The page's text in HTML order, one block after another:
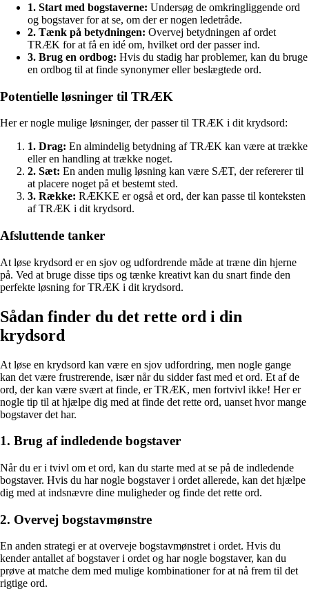
1. Start med bogstaverne: Undersøg de omkringliggende ord
og bogstaver for at se, om der er nogen ledetråde.
2. Tænk på betydningen: Overvej betydningen af ordet
TRÆK for at få en idé om, hvilket ord der passer ind.
3. Brug en ordbog: Hvis du stadig har problemer, kan du bruge
en ordbog til at finde synonymer eller beslægtede ord.
Potentielle løsninger til TRÆK
Her er nogle mulige løsninger, der passer til TRÆK i dit krydsord:
1. Drag: En almindelig betydning af TRÆK kan være at trække
eller en handling at trække noget.
2. Sæt: En anden mulig løsning kan være SÆT, der refererer til
at placere noget på et bestemt sted.
3. Række: RÆKKE er også et ord, der kan passe til konteksten
af TRÆK i dit krydsord.
Afsluttende tanker
At løse krydsord er en sjov og udfordrende måde at træne din hjerne
på. Ved at bruge disse tips og tænke kreativt kan du snart finde den
perfekte løsning for TRÆK i dit krydsord.
Sådan finder du det rette ord i din
krydsord
At løse en krydsord kan være en sjov udfordring, men nogle gange
kan det være frustrerende, især når du sidder fast med et ord. Et af de
ord, der kan være svært at finde, er TRÆK, men fortvivl ikke! Her er
nogle tip til at hjælpe dig med at finde det rette ord, uanset hvor mange
bogstaver det har.
1. Brug af indledende bogstaver
Når du er i tvivl om et ord, kan du starte med at se på de indledende
bogstaver. Hvis du har nogle bogstaver i ordet allerede, kan det hjælpe
dig med at indsnævre dine muligheder og finde det rette ord.
2. Overvej bogstavmønstre
En anden strategi er at overveje bogstavmønstret i ordet. Hvis du
kender antallet af bogstaver i ordet og har nogle bogstaver, kan du
prøve at matche dem med mulige kombinationer for at nå frem til det
rigtige ord.